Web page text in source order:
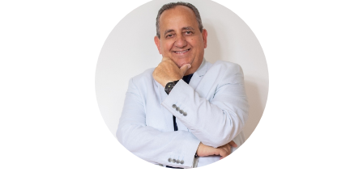
ciudad. Si eres un comprador potencial, un
vendedor o simplemente un curioso del mercado
inmobiliario, este contenido es para ti.
IMPACTO DE LA INFLACIÓN
EN EL COSTO DE
CONSTRUCCIÓN